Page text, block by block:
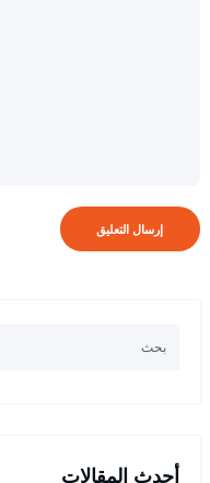
أحدث المقالات